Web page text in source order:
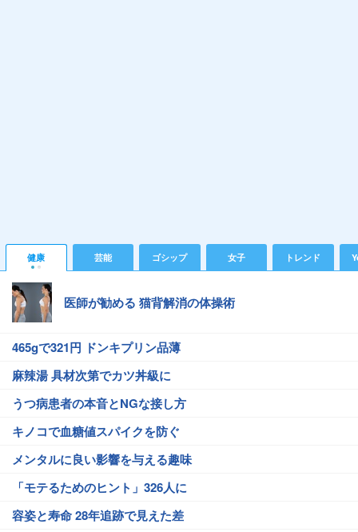
健康 芸能 ゴシップ 女子 トレンド
医師が勧める 猫背解消の体操術
465gで321円 ドンキプリン品薄
麻辣湯 具材次第でカツ丼級に
うつ病患者の本音とNGな接し方
キノコで血糖値スパイクを防ぐ
メンタルに良い影響を与える趣味
「モテるためのヒント」326人に
容姿と寿命 28年追跡で見えた差